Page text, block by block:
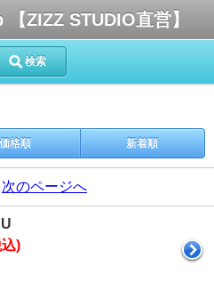
ZIZZ STUDIO直営】
検索
価格順 新着順
次のページへ
)